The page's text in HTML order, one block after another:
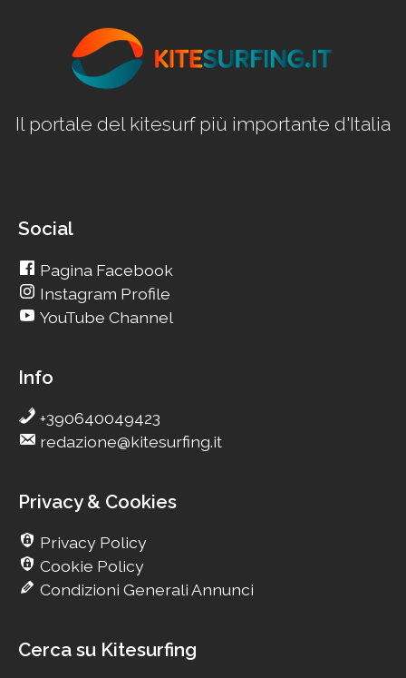
Il portale del kitesurf più importante d'Italia
Social
Pagina Facebook
Instagram Profile
YouTube Channel
Info
+390640049423
redazione@kitesurfing.it
Privacy & Cookies
Privacy Policy
Cookie Policy
Condizioni Generali Annunci
Cerca su Kitesurfing